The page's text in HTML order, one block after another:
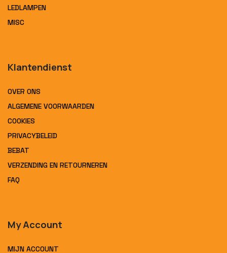
LEDLAMPEN
MISC
Klantendienst
OVER ONS
ALGEMENE VOORWAARDEN
COOKIES
PRIVACYBELEID
BEBAT
VERZENDING EN RETOURNEREN
FAQ
My Account
MIJN ACCOUNT